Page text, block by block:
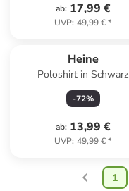
ab: 17,99 €
UVP: 49,99 €*
Heine
Poloshirt in Schwarz
-72%
ab: 13,99 €
UVP: 49,99 €*
1